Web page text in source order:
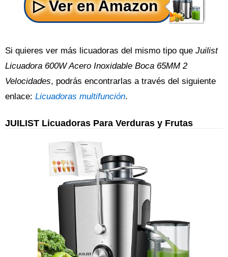
Si quieres ver más licuadoras del mismo tipo que Juilist
Licuadora 600W Acero Inoxidable Boca 65MM 2
Velocidades, podrás encontrarlas a través del siguiente
enlace: Licuadoras multifunción.
JUILIST Licuadoras Para Verduras y Frutas